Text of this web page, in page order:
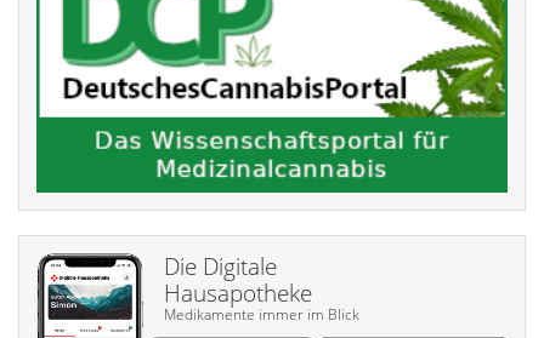
Die Digitale
Hausapotheke
Medikamente immer im Blick